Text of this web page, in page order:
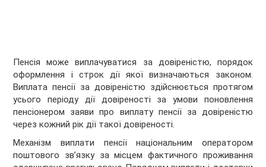
Пенсія може виплачуватися за довіреністю, порядок
оформлення і строк дії якої визначаються законом.
Виплата пенсії за довіреністю здійснюється протягом
усього періоду дії довіреності за умови поновлення
пенсіонером заяви про виплату пенсії за довіреністю
через кожний рік дії такої довіреності.
Механізм виплати пенсії національним оператором
поштового зв’язку за місцем фактичного проживання